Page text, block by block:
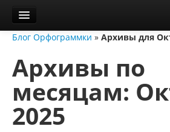
Орфограммка
Библиотека
Блог
О нас
Блог Орфограммки » Архивы для
Архивы по
месяцам:
2025